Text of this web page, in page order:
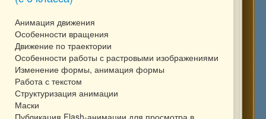
Анимация движения
Особенности вращения
Движение по траектории
Особенности работы с растровыми изображениями
Изменение формы, анимация формы
Работа с текстом
Структуризация анимации
Маски
Публикация Flash-анимации для просмотра в